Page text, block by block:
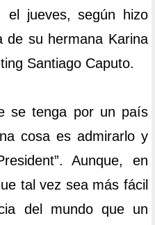
jueves, según hizo
de su hermana Karina
Santiago Caputo.
se tenga por un país
cosa es admirarlo y
Aunque, en
tal vez sea más fácil
del mundo que un